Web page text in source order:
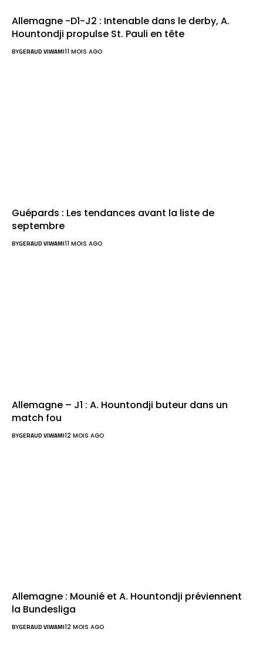
Allemagne -D1-J2 : Intenable dans le derby, A.
Hountondji propulse St. Pauli en tête
BYGERAUD VIWAMI11 MOIS AGO
Guépards : Les tendances avant la liste de
septembre
BYGERAUD VIWAMI11 MOIS AGO
Allemagne – J1 : A. Hountondji buteur dans un
match fou
BYGERAUD VIWAMI12 MOIS AGO
Allemagne : Mounié et A. Hountondji préviennent
la Bundesliga
BYGERAUD VIWAMI12 MOIS AGO